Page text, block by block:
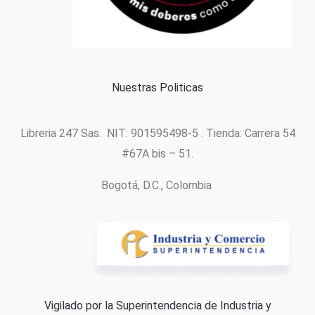
Nuestras Politicas
Libreria 247 Sas. NIT: 901595498-5 . Tienda: Carrera 54
#67A bis – 51.
Bogotá, D.C., Colombia
Vigilado por la Superintendencia de Industria y